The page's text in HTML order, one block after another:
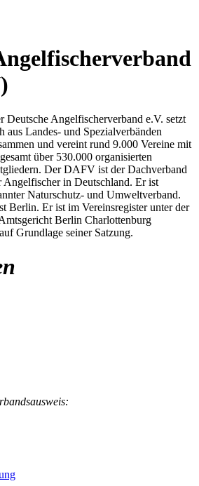
Deutsche Angelfischerverband e.V. setzt
aus Landes- und Spezialverbänden
und vereint rund 9.000 Vereine mit
über 530.000 organisierten
Der DAFV ist der Dachverband
Angelfischer in Deutschland. Er ist
Naturschutz- und Umweltverband.
Berlin. Er ist im Vereinsregister unter der
Berlin Charlottenburg
Grundlage seiner Satzung.